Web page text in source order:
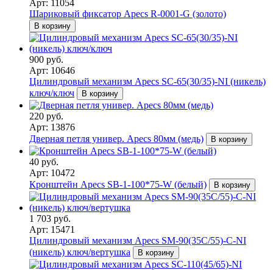
Арт: 11054
Шариковый фиксатор Apecs R-0001-G (золото)
В корзину
900 руб.
Арт: 10646
Цилиндровый механизм Apecs SC-65(30/35)-NI (никель)
ключ/ключ
В корзину
220 руб.
Арт: 13876
Дверная петля универ. Apecs 80мм (медь)
В корзину
40 руб.
Арт: 10472
Кронштейн Apecs SB-1-100*75-W (белый)
В корзину
1 703 руб.
Арт: 15471
Цилиндровый механизм Apecs SM-90(35C/55)-C-NI
(никель) ключ/вертушка
В корзину